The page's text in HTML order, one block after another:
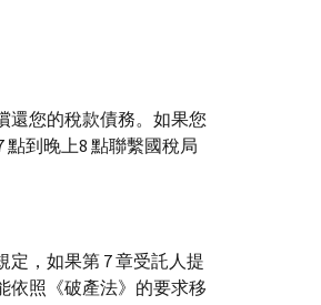
還您的稅款債務。如果您
到晚上8 點聯繫國稅局
，如果第 7 章受託人提
依照《破產法》的要求移